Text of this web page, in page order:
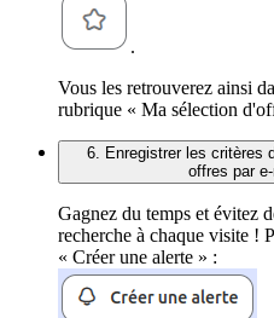
.
Vous les retrouverez ainsi
rubrique « Ma sélection
6. Enregistrer les critères
offres par
Gagnez du temps et évitez
recherche à chaque visite !
« Créer une alerte » :